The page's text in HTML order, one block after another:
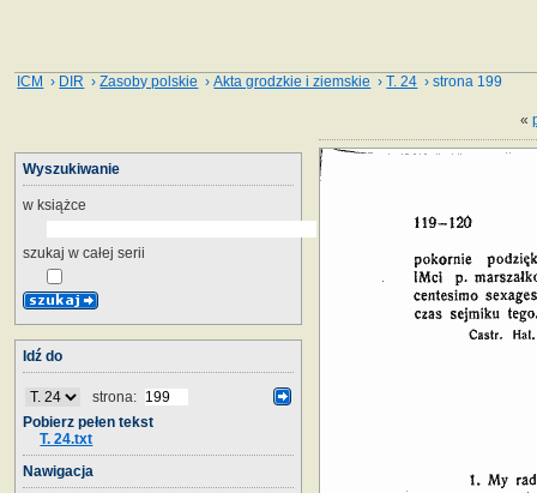
ICM › DIR ›Zasoby polskie ›Akta grodzkie i ziemskie ›T. 24 › strona 199
«
Wyszukiwanie
w książce
szukaj w całej serii
Idź do
strona:
Pobierz pełen tekst
T. 24.txt
Nawigacja